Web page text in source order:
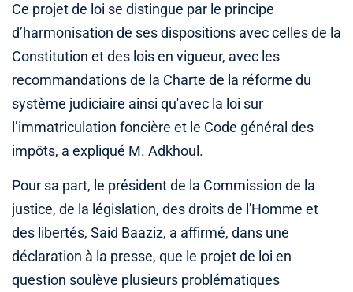
Ce projet de loi se distingue par le principe
d’harmonisation de ses dispositions avec celles de la
Constitution et des lois en vigueur, avec les
recommandations de la Charte de la réforme du
système judiciaire ainsi qu'avec la loi sur
l’immatriculation foncière et le Code général des
impôts, a expliqué M. Adkhoul.
Pour sa part, le président de la Commission de la
justice, de la législation, des droits de l'Homme et
des libertés, Said Baaziz, a affirmé, dans une
déclaration à la presse, que le projet de loi en
question soulève plusieurs problématiques